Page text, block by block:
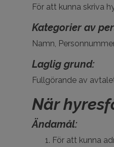
För att kunna skriva
Kategorier av
Namn,
Laglig grund:
Fullgörande av
När
Ändamål:
För att kunna